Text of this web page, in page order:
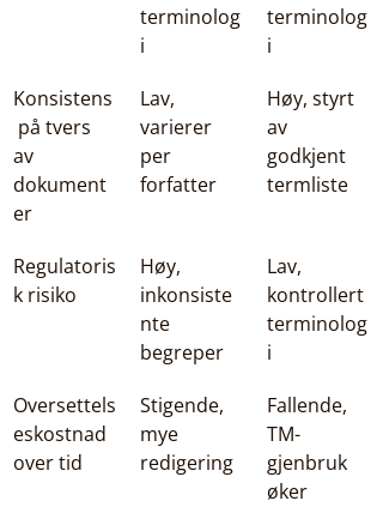
terminolog
i
terminolog
i
Konsistens
på tvers
av
dokument
er
Lav,
varierer
per
forfatter
Høy, styrt
av
godkjent
termliste
Regulatoris
k risiko
Høy,
inkonsiste
nte
begreper
Lav,
kontrollert
terminolog
i
Oversettels
eskostnad
over tid
Stigende,
mye
redigering
Fallende,
TM-
gjenbruk
øker